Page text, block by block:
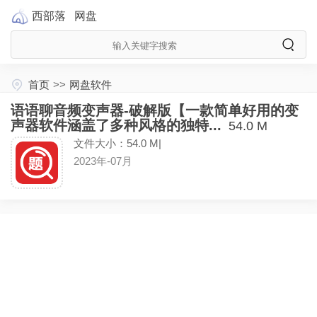
西部落 网盘
首页 >> 网盘软件
语语聊音频变声器-破解版【一款简单好用的变
声器软件涵盖了多种风格的独特... 54.0 M
文件大小：54.0 M|
2023年-07月